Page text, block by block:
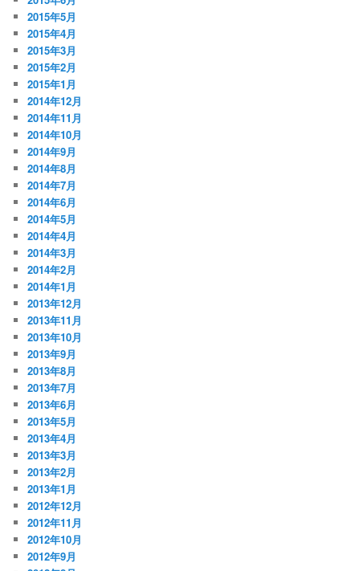
2015年5月
2015年4月
2015年3月
2015年2月
2015年1月
2014年12月
2014年11月
2014年10月
2014年9月
2014年8月
2014年7月
2014年6月
2014年5月
2014年4月
2014年3月
2014年2月
2014年1月
2013年12月
2013年11月
2013年10月
2013年9月
2013年8月
2013年7月
2013年6月
2013年5月
2013年4月
2013年3月
2013年2月
2013年1月
2012年12月
2012年11月
2012年10月
2012年9月